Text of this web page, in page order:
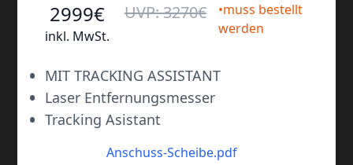
2999€
inkl. MwSt.
UVP:3270€
•muss bestellt
werden
• MIT TRACKING ASSISTANT
• Laser Entfernungsmesser
• Tracking Asistant
Anschuss-Scheibe.pdf